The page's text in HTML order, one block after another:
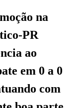
na
PR
ao
em 0 a 0
com